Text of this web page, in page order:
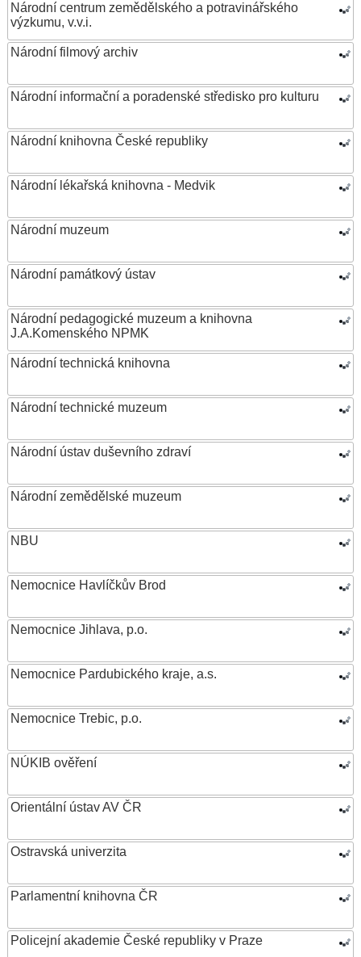
Národní centrum zemědělského a potravinářského
výzkumu, v.v.i.
Národní filmový archiv
Národní informační a poradenské středisko pro kulturu
Národní knihovna České republiky
Národní lékařská knihovna - Medvik
Národní muzeum
Národní památkový ústav
Národní pedagogické muzeum a knihovna
J.A.Komenského NPMK
Národní technická knihovna
Národní technické muzeum
Národní ústav duševního zdraví
Národní zemědělské muzeum
NBU
Nemocnice Havlíčkův Brod
Nemocnice Jihlava, p.o.
Nemocnice Pardubického kraje, a.s.
Nemocnice Trebic, p.o.
NÚKIB ověření
Orientální ústav AV ČR
Ostravská univerzita
Parlamentní knihovna ČR
Policejní akademie České republiky v Praze